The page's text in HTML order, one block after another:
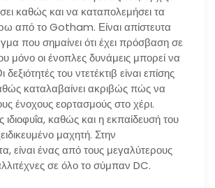
καθώς και να καταπολεμήσει τα
από το Gotham. Είναι απίστευτα
που σημαίνει ότι έχει πρόσβαση σε
μόνο οι ένοπλες δυνάμεις μπορεί να
δεξιότητές του ντετέκτιβ είναι επίσης
καταλαβαίνει ακριβώς πώς να
ένοχους εορτασμούς στο χέρι.
καθώς και η εκπαίδευσή του
μαχητή. Στην
είναι ένας από τους μεγαλύτερους
σε όλο το σύμπαν DC.